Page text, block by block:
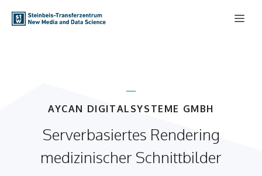
Inhalt
AYCAN DIGITALSYSTEME GMBH
Serverbasiertes Rendering
medizinischer Schnittbilder